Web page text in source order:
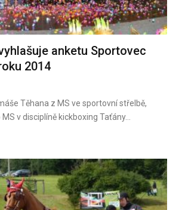
anketu Sportovec
2014
Těhana z MS ve sportovní střelbě,
v disciplíně kickboxing Taťány…